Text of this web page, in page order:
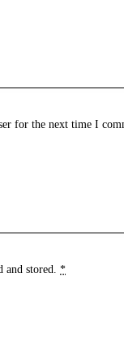
for the next time I
and stored .*